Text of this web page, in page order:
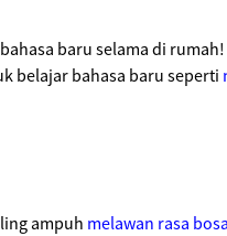
baru selama di
belajar bahasa baru seperti
ampuh melawan rasa